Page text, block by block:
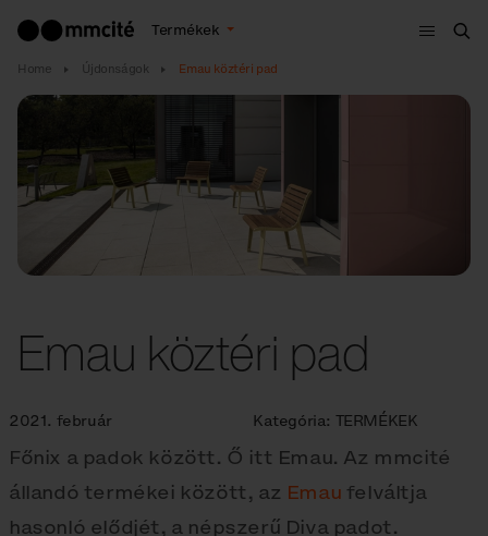
Termékek
Menü
Home Újdonságok Emau köztéri pad
Emau köztéri pad
2021. február Kategória: TERMÉKEK
Főnix a padok között. Ő itt Emau. Az mmcité
állandó termékei között, az Emau felváltja
hasonló elődjét, a népszerű Diva padot.